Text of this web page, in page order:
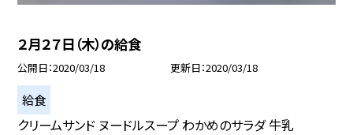
２月２７日（木）の給食
公開日 2020/03/18 更新日 2020/03/18
給食
クリームサンド ヌードルスープ わかめのサラダ 牛乳